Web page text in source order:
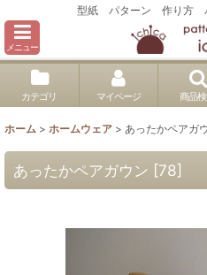
型紙 パターン 作り方
メニュー
カテゴリ マイページ 商品
ホーム > ホームウェア > あったかペアガ
あったかペアガウン [78]